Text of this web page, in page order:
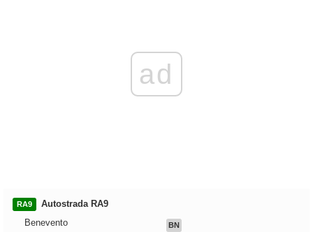
ad
RA9
Autostrada RA9
Benevento
BN